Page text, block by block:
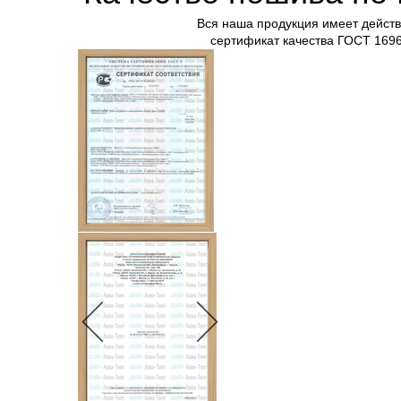
Вся наша продукция имеет
сертификат качества ГОСТ